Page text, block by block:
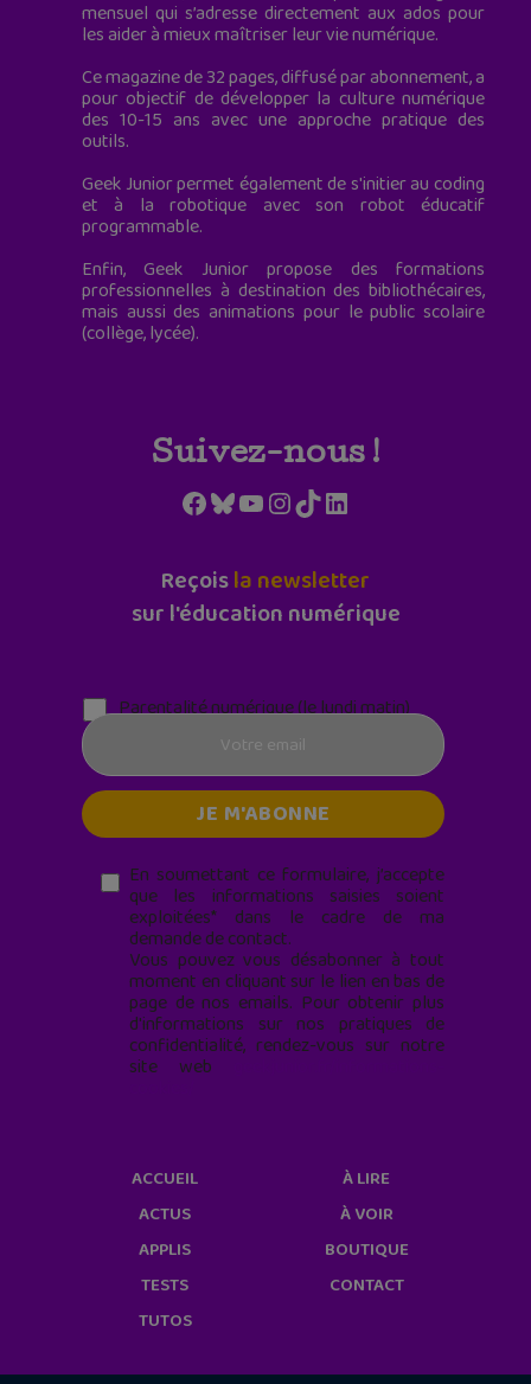
mensuel qui s’adresse directement aux ados pour
les aider à mieux maîtriser leur vie numérique.
Ce magazine de 32 pages, diffusé par abonnement, a
pour objectif de développer la culture numérique
des 10-15 ans avec une approche pratique des
outils.
Geek Junior permet également de s'initier au coding
et à la robotique avec son robot éducatif
programmable.
Enfin, Geek Junior propose des formations
professionnelles à destination des bibliothécaires,
mais aussi des animations pour le public scolaire
(collège, lycée).
Suivez-nous !
Facebook
Bluesky
YouTube
Instagram
TikTokLinkedIn
Reçoisla newsletter
sur l'éducation numérique
Parentalité numérique (le lundi matin)
En soumettant ce formulaire, j’accepte
que les informations saisies soient
exploitées* dans le cadre de ma
demande de contact.
Vous pouvez vous désabonner à tout
moment en cliquant sur le lien en bas de
page de nos emails. Pour obtenir plus
d'informations sur nos pratiques de
confidentialité, rendez-vous sur notre
site web
ACCUEIL
ACTUS
APPLIS
TESTS
TUTOS
À LIRE
À VOIR
BOUTIQUE
CONTACT